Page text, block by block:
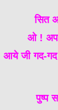
सित
ओ !
आये जी गद-गद
पुष्प